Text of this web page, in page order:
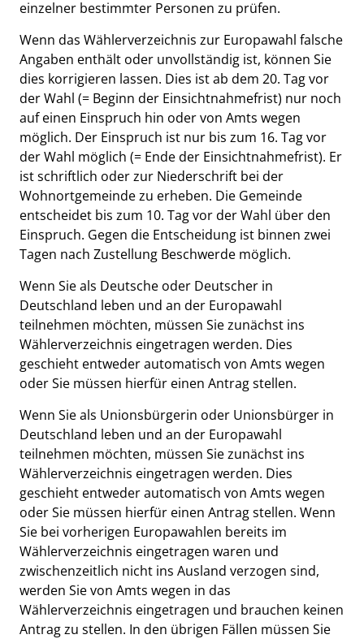
einzelner bestimmter Personen zu prüfen.
Wenn das Wählerverzeichnis zur Europawahl falsche
Angaben enthält oder unvollständig ist, können Sie
dies korrigieren lassen. Dies ist ab dem 20. Tag vor
der Wahl (= Beginn der Einsichtnahmefrist) nur noch
auf einen Einspruch hin oder von Amts wegen
möglich. Der Einspruch ist nur bis zum 16. Tag vor
der Wahl möglich (= Ende der Einsichtnahmefrist). Er
ist schriftlich oder zur Niederschrift bei der
Wohnortgemeinde zu erheben. Die Gemeinde
entscheidet bis zum 10. Tag vor der Wahl über den
Einspruch. Gegen die Entscheidung ist binnen zwei
Tagen nach Zustellung Beschwerde möglich.
Wenn Sie als Deutsche oder Deutscher in
Deutschland leben und an der Europawahl
teilnehmen möchten, müssen Sie zunächst ins
Wählerverzeichnis eingetragen werden. Dies
geschieht entweder automatisch von Amts wegen
oder Sie müssen hierfür einen Antrag stellen.
Wenn Sie als Unionsbürgerin oder Unionsbürger in
Deutschland leben und an der Europawahl
teilnehmen möchten, müssen Sie zunächst ins
Wählerverzeichnis eingetragen werden. Dies
geschieht entweder automatisch von Amts wegen
oder Sie müssen hierfür einen Antrag stellen. Wenn
Sie bei vorherigen Europawahlen bereits im
Wählerverzeichnis eingetragen waren und
zwischenzeitlich nicht ins Ausland verzogen sind,
werden Sie von Amts wegen in das
Wählerverzeichnis eingetragen und brauchen keinen
Antrag zu stellen. In den übrigen Fällen müssen Sie